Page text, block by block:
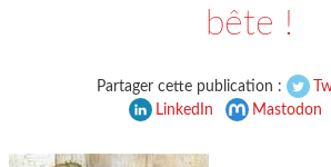
bête !
Partager cette publication :
LinkedIn
Mastodon